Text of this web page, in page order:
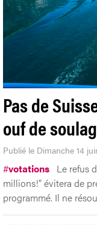
Pas de
ouf de
Publié le Dimanche 14
#votations Le refus
millions!" évitera de
programmé. Il ne